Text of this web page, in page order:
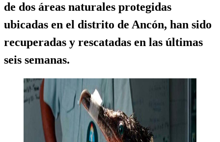
de dos áreas naturales protegidas
ubicadas en el distrito de Ancón, han sido
recuperadas y rescatadas en las últimas
seis semanas.